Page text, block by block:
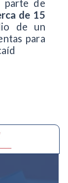
parte de
de 15
de un
para